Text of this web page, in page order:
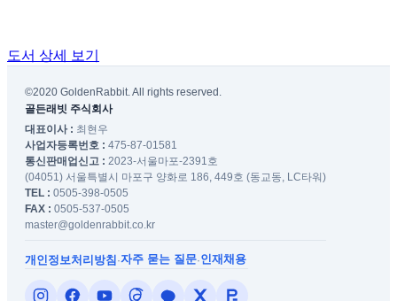
도서 상세 보기
©2020 GoldenRabbit. All rights reserved.
골든래빗 주식회사
대표이사 : 최현우
사업자등록번호 : 475-87-01581
통신판매업신고 : 2023-서울마포-2391호
(04051) 서울특별시 마포구 양화로 186, 449호 (동교동, LC타워)
TEL : 0505-398-0505
FAX : 0505-537-0505
master@goldenrabbit.co.kr
개인정보처리방침 ·자주 묻는 질문·인재채용